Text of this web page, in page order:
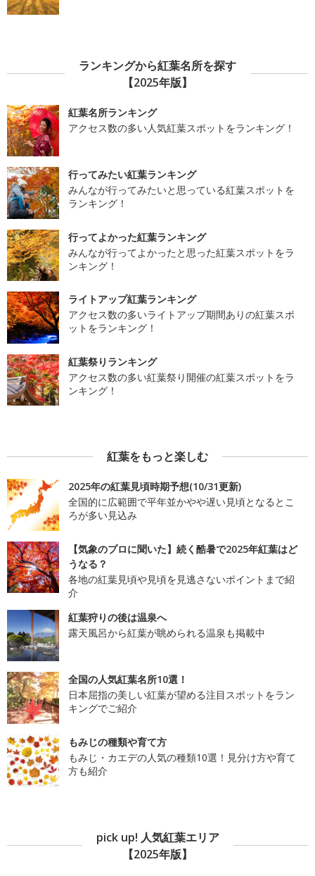
ランキングから紅葉名所を探す
【2025年版】
紅葉名所ランキング
アクセス数の多い人気紅葉スポットをランキング！
行ってみたい紅葉ランキング
みんなが行ってみたいと思っている紅葉スポットを
ランキング！
行ってよかった紅葉ランキング
みんなが行ってよかったと思った紅葉スポットをラ
ンキング！
ライトアップ紅葉ランキング
アクセス数の多いライトアップ期間ありの紅葉スポ
ットをランキング！
紅葉祭りランキング
アクセス数の多い紅葉祭り開催の紅葉スポットをラ
ンキング！
紅葉をもっと楽しむ
2025年の紅葉見頃時期予想(10/31更新)
全国的に広範囲で平年並かやや遅い見頃となるとこ
ろが多い見込み
【気象のプロに聞いた】続く酷暑で2025年紅葉はど
うなる？
各地の紅葉見頃や見頃を見逃さないポイントまで紹
介
紅葉狩りの後は温泉へ
露天風呂から紅葉が眺められる温泉も掲載中
全国の人気紅葉名所10選！
日本屈指の美しい紅葉が望める注目スポットをラン
キングでご紹介
もみじの種類や育て方
もみじ・カエデの人気の種類10選！見分け方や育て
方も紹介
pick up! 人気紅葉エリア
【2025年版】